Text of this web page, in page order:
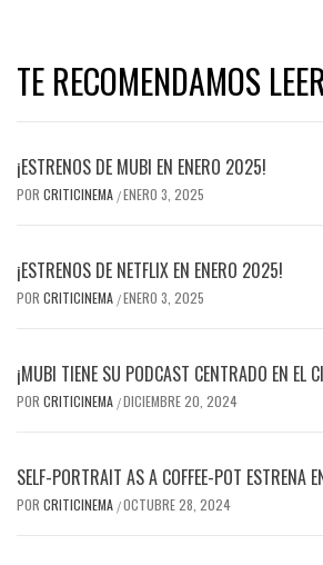
TE RECOMENDAMOS
¡ESTRENOS DE MUBI EN ENERO 2025!
POR CRITICINEMA /ENERO 3, 2025
¡ESTRENOS DE NETFLIX EN ENERO 2025!
POR CRITICINEMA /ENERO 3, 2025
¡MUBI TIENE SU PODCAST CENTRADO EN EL
POR CRITICINEMA /DICIEMBRE 20, 2024
SELF-PORTRAIT AS A COFFEE-POT ESTRENA
POR CRITICINEMA /OCTUBRE 28, 2024